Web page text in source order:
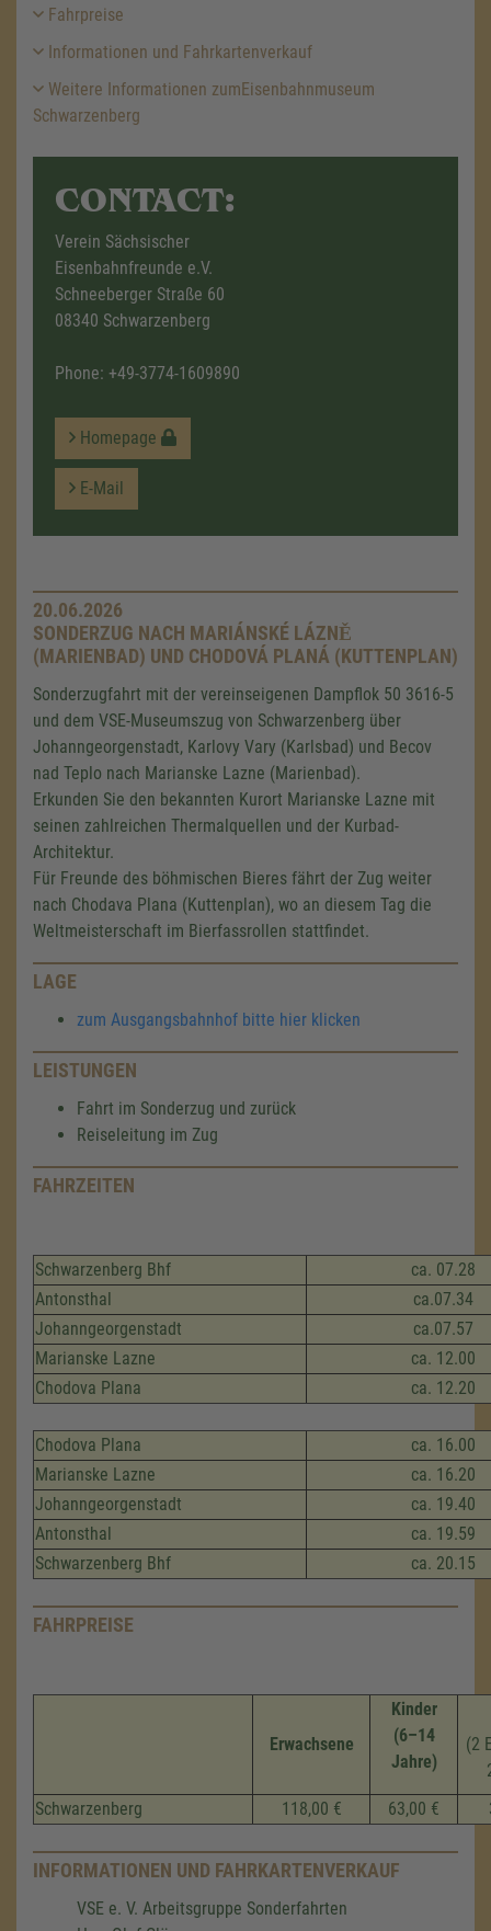
Fahrpreise
Informationen und Fahrkartenverkauf
Weitere Informationen zumEisenbahnmuseum
Schwarzenberg
CONTACT:
Verein Sächsischer
Eisenbahnfreunde e.V.
Schneeberger Straße 60
08340 Schwarzenberg
Phone: +49-3774-1609890
Homepage
E-Mail
20.06.2026
SONDERZUG NACH MARIÁNSKÉ LÁZNĚ
(MARIENBAD) UND CHODOVÁ PLANÁ (KUTTENPLAN)
Sonderzugfahrt mit der vereinseigenen Dampflok 50 3616-5
und dem VSE-Museumszug von Schwarzenberg über
Johanngeorgenstadt, Karlovy Vary (Karlsbad) und Becov
nad Teplo nach Marianske Lazne (Marienbad).
Erkunden Sie den bekannten Kurort Marianske Lazne mit
seinen zahlreichen Thermalquellen und der Kurbad-
Architektur.
Für Freunde des böhmischen Bieres fährt der Zug weiter
nach Chodava Plana (Kuttenplan), wo an diesem Tag die
Weltmeisterschaft im Bierfassrollen stattfindet.
LAGE
zum Ausgangsbahnhof bitte hier klicken
LEISTUNGEN
Fahrt im Sonderzug und zurück
Reiseleitung im Zug
FAHRZEITEN
Schwarzenberg Bhf
ca. 07.28
Antonsthal
ca.07.34
Johanngeorgenstadt
ca.07.57
Marianske Lazne
ca. 12.00
Chodova Plana
ca. 12.20
Chodova Plana
ca. 16.00
Marianske Lazne
ca. 16.20
Johanngeorgenstadt
ca. 19.40
Antonsthal
ca. 19.59
Schwarzenberg Bhf
ca. 20.15
FAHRPREISE
Erwachsene
Kinder
(6–14
Jahre)
(2
Schwarzenberg
118,00 € 63,00 €
INFORMATIONEN UND FAHRKARTENVERKAUF
VSE e. V. Arbeitsgruppe Sonderfahrten